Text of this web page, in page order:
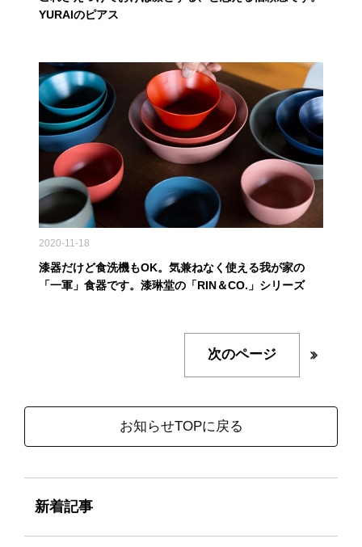
YURAIのピアス
2020-11-18
漆器だけど食洗機もOK。気兼ねなく使える我が家の
「一軍」食器です。漆琳堂の「RIN＆CO.」シリーズ
次のページ
お知らせTOPに戻る
新着記事